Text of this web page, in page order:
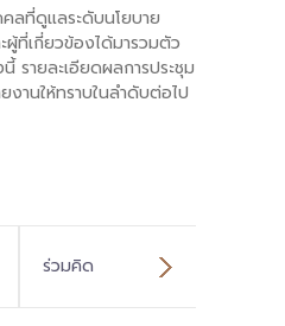
ลที่ดูแลระดับนโยบาย
ที่เกี่ยวข้องได้มารวมตัว
รายละเอียดผลการประชุม
งานให้ทราบในลำดับต่อไป
ร่วมคิด